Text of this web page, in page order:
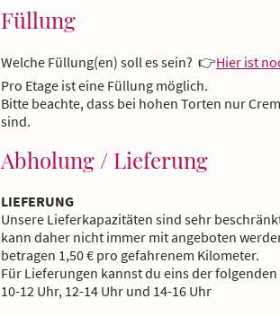
Füllung
Welche Füllung(en) soll es sein? 👉Hier ist
Pro Etage ist eine Füllung möglich.
Bitte beachte, dass bei hohen Torten nur
sind.
Abholung / Lieferung
LIEFERUNG
Unsere Lieferkapazitäten sind sehr
kann daher nicht immer mit angeboten
betragen 1,50 € pro gefahrenem Kilometer.
Für Lieferungen kannst du eins der
10-12 Uhr, 12-14 Uhr und 14-16 Uhr